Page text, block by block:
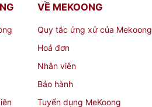
VỀ MEKOONG
Quy tắc ứng xử của Mekoong
Hoá đơn
Nhân viên
Bảo hành
Tuyển dụng MeKoong